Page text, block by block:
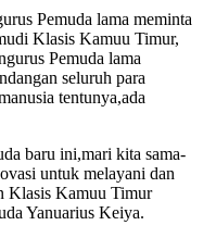
Pemuda lama meminta
Klasis Kamuu Timur,
Pemuda lama
seluruh para
tentunya,ada
baru ini,mari kita sama-
untuk melayani dan
Klasis Kamuu Timur
Yanuarius Keiya.